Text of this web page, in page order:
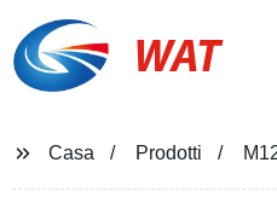
WAT
Casa Prodotti